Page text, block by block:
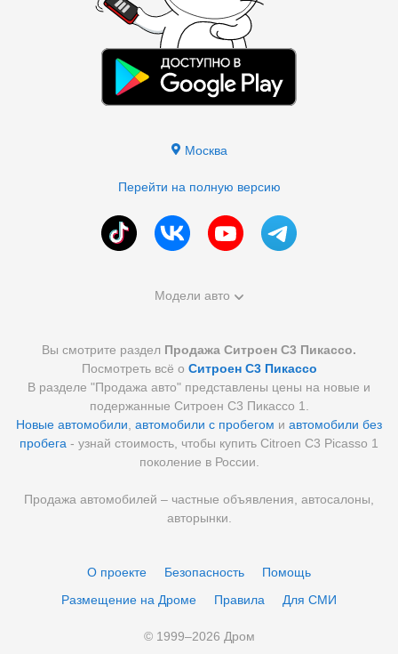
Москва
Перейти на полную версию
Модели авто
Вы смотрите раздел Продажа Ситроен С3 Пикассо.
Посмотреть всё о Ситроен С3 Пикассо
В разделе "Продажа авто" представлены цены на новые и
подержанные Ситроен С3 Пикассо 1.
Новые автомобили автомобили с пробегом и автомобили без
пробега - узнай стоимость, чтобы купить Citroen C3 Picasso 1
поколение в России.
Продажа автомобилей – частные объявления, автосалоны,
авторынки.
О проекте Безопасность
Помощь
Размещение на Дроме
Правила Для СМИ
© 1999–2026 Дром